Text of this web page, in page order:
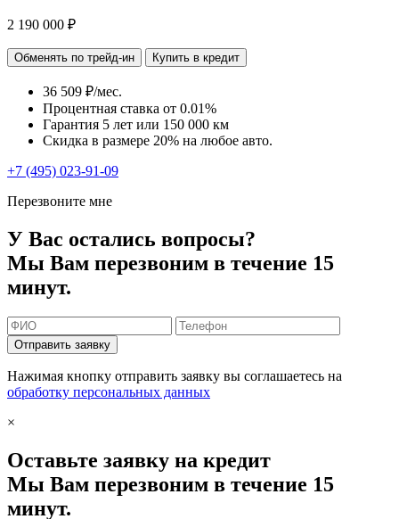
2 190 000 ₽
Обменять по трейд-ин Купить в кредит
36 509 ₽/мес.
Процентная ставка от 0.01%
Гарантия 5 лет или 150 000 км
Скидка в размере 20% на любое авто.
+7 (495) 023-91-09
Перезвоните мне
У Вас остались вопросы?
Мы Вам перезвоним в течение 15
минут.
Отправить заявку
Нажимая кнопку отправить заявку вы соглашаетесь на
обработку персональных данных
×
Оставьте заявку на кредит
Мы Вам перезвоним в течение 15
минут.